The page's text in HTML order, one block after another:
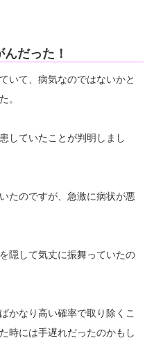
だった！
いて、病気なのではないかと
。
していたことが判明しまし
たのですが、急激に病状が悪
隠して気丈に振舞っていたの
かなり高い確率で取り除くこ
時には手遅れだったのかもし